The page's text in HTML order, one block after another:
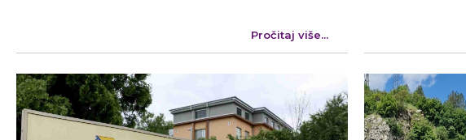
Pročitaj više...